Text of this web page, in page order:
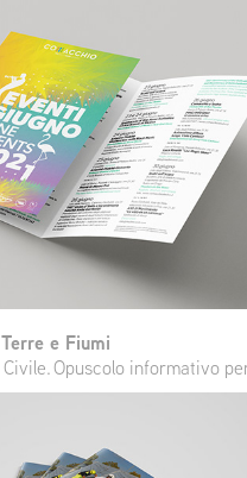
e Fiumi
Opuscolo informativo